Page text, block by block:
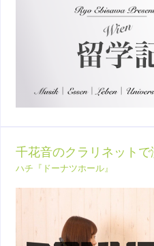
千花音のクラリネット
ハチ『ドーナツホール』